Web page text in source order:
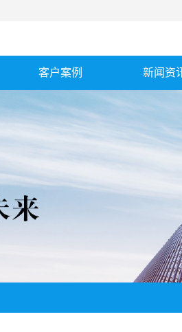
客户案例
应用案例
发货案例
新闻资
行业新闻
常见问